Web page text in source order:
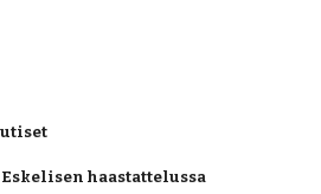
haastattelussa